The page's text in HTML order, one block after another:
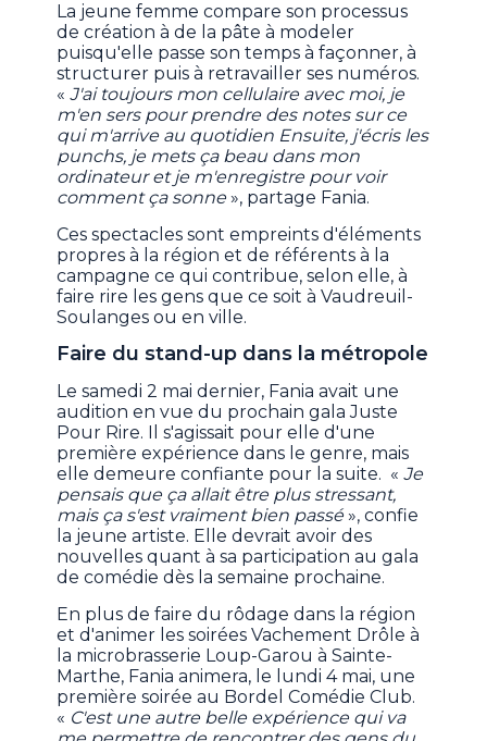
La jeune femme compare son processus
de création à de la pâte à modeler
puisqu'elle passe son temps à façonner, à
structurer puis à retravailler ses numéros.
«J'ai toujours mon cellulaire avec moi, je
m'en sers pour prendre des notes sur ce
qui m'arrive au quotidien Ensuite, j'écris les
punchs, je mets ça beau dans mon
ordinateur et je m'enregistre pour voir
comment ça sonne», partage Fania.
Ces spectacles sont empreints d'éléments
propres à la région et de référents à la
campagne ce qui contribue, selon elle, à
faire rire les gens que ce soit à Vaudreuil-
Soulanges ou en ville.
Faire du stand-up dans la métropole
Le samedi 2 mai dernier, Fania avait une
audition en vue du prochain gala Juste
Pour Rire. Il s'agissait pour elle d'une
première expérience dans le genre, mais
elle demeure confiante pour la suite. «Je
pensais que ça allait être plus stressant,
mais ça s'est vraiment bien passé», confie
la jeune artiste. Elle devrait avoir des
nouvelles quant à sa participation au gala
de comédie dès la semaine prochaine.
En plus de faire du rôdage dans la région
et d'animer les soirées Vachement Drôle à
la microbrasserie Loup-Garou à Sainte-
Marthe, Fania animera, le lundi 4 mai, une
première soirée au Bordel Comédie Club.
« C'est une autre belle expérience qui va